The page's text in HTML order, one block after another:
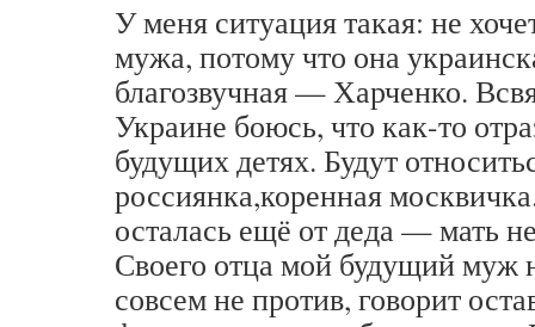
У меня ситуация такая: не
мужа, потому что она
благозвучная — Харченко.
Украине боюсь, что как-то
будущих детях. Будут
россиянка,коренная
осталась ещё от деда — мать
Своего отца мой будущий муж
совсем не против, говорит